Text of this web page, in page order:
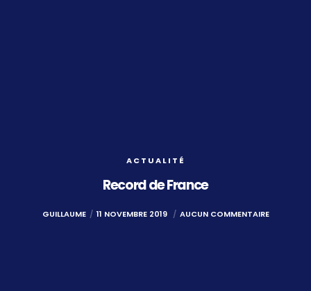
ACTUALITÉ
Record de France
GUILLAUME 11 NOVEMBRE 2019 AUCUN COMMENTAIRE